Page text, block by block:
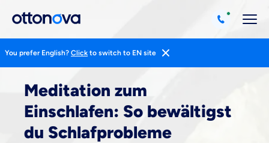
You prefer English? Click to switch to EN site
Gesund Leben
Meditation zum
Einschlafen: So bewältigst
du Schlafprobleme